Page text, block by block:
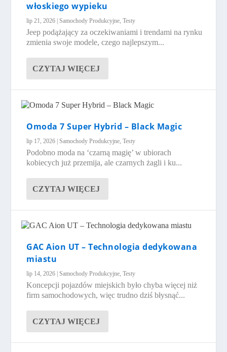
włoskiego wypieku
lip 21, 2026 |Samochody Produkcyjne,Testy
Jeep podążający za oczekiwaniami i trendami na rynku
zmienia swoje modele, czego najlepszym...
CZYTAJ WIĘCEJ
Omoda 7 Super Hybrid – Black Magic
lip 17, 2026 |Samochody Produkcyjne,Testy
Podobno moda na ‘czarną magię’ w ubiorach
kobiecych już przemija, ale czarnych żagli i ku...
CZYTAJ WIĘCEJ
GAC Aion UT – Technologia dedykowana
miastu
lip 14, 2026 |Samochody Produkcyjne,Testy
Koncepcji pojazdów miejskich było chyba więcej niż
firm samochodowych, więc trudno dziś błysnąć...
CZYTAJ WIĘCEJ